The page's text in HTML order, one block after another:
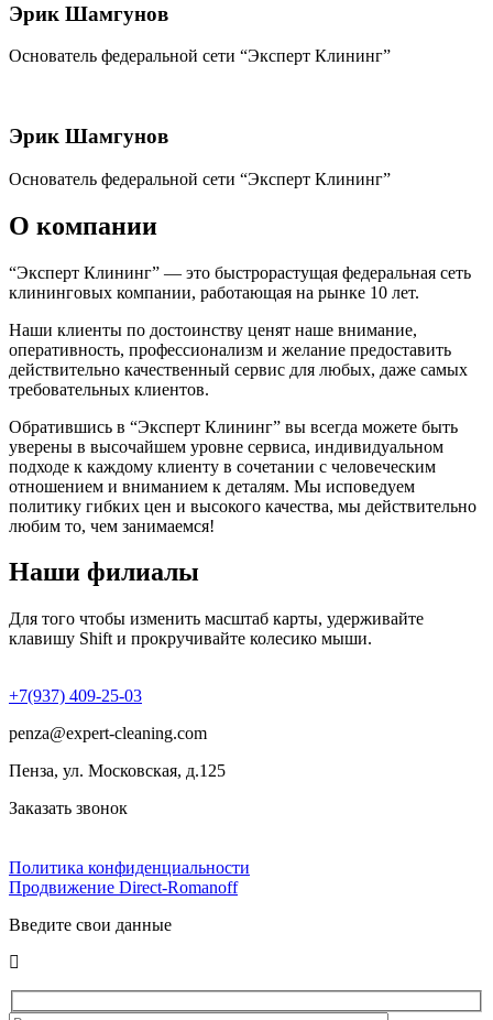
Эрик Шамгунов
Основатель федеральной сети “Эксперт Клининг”
Эрик Шамгунов
Основатель федеральной сети “Эксперт Клининг”
О компании
“Эксперт Клининг” — это быстрорастущая федеральная сеть
клининговых компании, работающая на рынке 10 лет.
Наши клиенты по достоинству ценят наше внимание,
оперативность, профессионализм и желание предоставить
действительно качественный сервис для любых, даже самых
требовательных клиентов.
Обратившись в “Эксперт Клининг” вы всегда можете быть
уверены в высочайшем уровне сервиса, индивидуальном
подходе к каждому клиенту в сочетании с человеческим
отношением и вниманием к деталям. Мы исповедуем
политику гибких цен и высокого качества, мы действительно
любим то, чем занимаемся!
Наши филиалы
Для того чтобы изменить масштаб карты, удерживайте
клавишу Shift и прокручивайте колесико мыши.
+7(937) 409-25-03
penza@expert-cleaning.com
Пенза, ул. Московская, д.125
Заказать звонок
Политика конфиденциальности
Продвижение Direct‑Romanoff
Введите свои данные